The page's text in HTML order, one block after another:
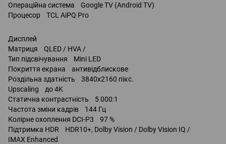
Операційна система Google TV (Android TV)
Процесор TCL AiPQ Pro
Дисплей
Матриця QLED / HVA /
Тип підсвічування Mini LED
Покриття екрана антивідблискове
Роздільна здатність 3840x2160 пікс.
Upscaling до 4K
Статична контрастність 5 000:1
Частота зміни кадрів 144 Гц
Колірне охоплення DCI-P3 97 %
Підтримка HDR HDR10+, Dolby Vision / Dolby Vision IQ /
IMAX Enhanced